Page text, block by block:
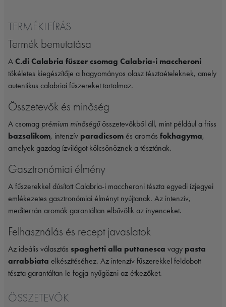
TERMÉKLEÍRÁS
Termék bemutatása
A C.di Calabria fűszer csomag Calabria-i maccheroni
tökéletes kiegészítője a hagyományos olasz tésztaételeknek, amely
autentikus calabriai fűszereket tartalmaz.
Összetevők és minőség
A csomag prémium minőségűösszetevőkből áll, mint például a friss
bazsalikom, intenzív paradicsom és aromás fokhagyma,
amelyek gazdag ízvilágot kölcsönöznek a tésztának.
Gasztronómiai élmény
A fűszerekkel dúsított Calabria-i maccheroni tészta egyedi ízjegyei
emlékezetes gasztronómiai élményt nyújtanak. Az intenzív,
mediterrán aromák garantáltan elbűvölik az ínyenceket.
Felhasználás és recept javaslatok
Az ideális választás spaghetti alla puttanesca vagy pasta
arrabbiata elkészítéséhez. Az intenzív fűszerekkel feldobott
tészta garantáltan le fogja nyűgözni az étkezőket.
ÖSSZETEVŐK